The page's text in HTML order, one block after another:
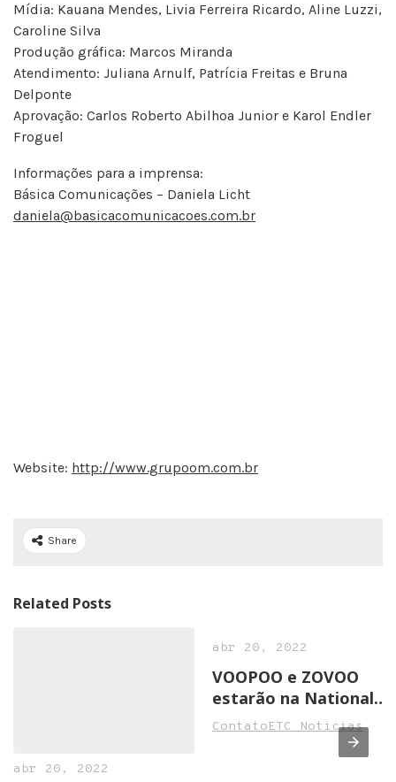
Mídia: Kauana Mendes, Livia Ferreira Ricardo, Aline Luzzi,
Caroline Silva
Produção gráfica: Marcos Miranda
Atendimento: Juliana Arnulf, Patrícia Freitas e Bruna
Delponte
Aprovação: Carlos Roberto Abilhoa Junior e Karol Endler
Froguel
Informações para a imprensa:
Básica Comunicações – Daniela Licht
daniela@basicacomunicacoes.com.br
Website: http://www.grupoom.com.br
Share
Related Posts
abr 20, 2022
abr 20, 2022
VOOPOO e ZOVOO
estarão na National
Convenience Show
2022 em Birmingham
ContatoETC Noticias